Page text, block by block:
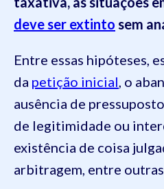
deve ser extinto sem
Entre essas hipóteses,
da petição inicial, o
ausência de
de legitimidade ou
existência de coisa
arbitragem, entre